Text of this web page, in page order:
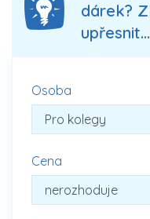
dárek?
upřesnit...
Osoba
Cena